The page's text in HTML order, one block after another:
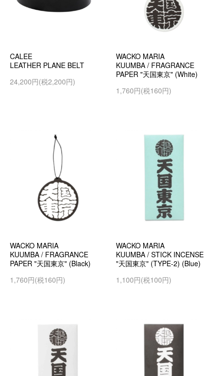
CALEE
LEATHER PLANE BELT
24,200円(税2,200円)
WACKO MARIA
KUUMBA / FRAGRANCE
PAPER "天国東京" (White)
1,760円(税160円)
WACKO MARIA
KUUMBA / FRAGRANCE
PAPER "天国東京" (Black)
1,760円(税160円)
WACKO MARIA
KUUMBA / STICK INCENSE
"天国東京" (TYPE-2) (Blue)
1,100円(税100円)